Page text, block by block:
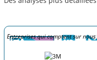
Entreprises qui comptent sur